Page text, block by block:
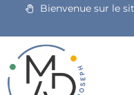
Bienvenue sur le